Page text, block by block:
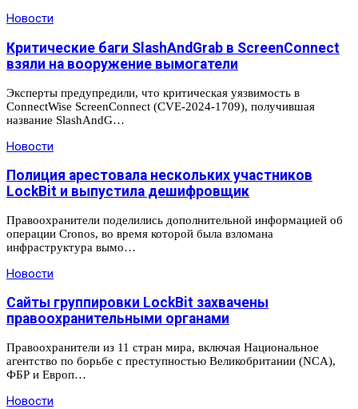
Новости
Критические баги SlashAndGrab в ScreenConnect
взяли на вооружение вымогатели
Эксперты предупредили, что критическая уязвимость в
ConnectWise ScreenConnect (CVE-2024-1709), получившая
название SlashAndG…
Новости
Полиция арестовала нескольких участников
LockBit и выпустила дешифровщик
Правоохранители поделились дополнительной информацией об
операции Cronos, во время которой была взломана
инфраструктура вымо…
Новости
Сайты группировки LockBit захвачены
правоохранительными органами
Правоохранители из 11 стран мира, включая Национальное
агентство по борьбе с преступностью Великобритании (NCA),
ФБР и Европ…
Новости